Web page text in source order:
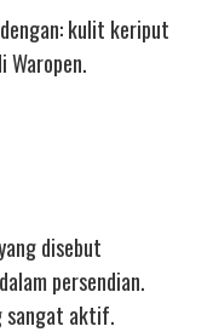
kulit keriput
disebut
persendian.
sangat aktif.